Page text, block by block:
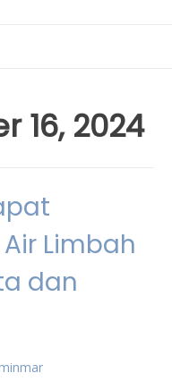
16, 2024
Limbah
dan